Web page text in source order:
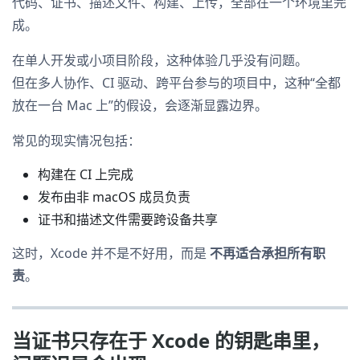
成。
在单人开发或小项目阶段，这种体验几乎没有问题。
但在多人协作、CI 驱动、跨平台参与的项目中，这种“全都
放在一台 Mac 上”的假设，会逐渐显露边界。
常见的现实情况包括：
构建在 CI 上完成
发布由非 macOS 成员负责
证书和描述文件需要跨设备共享
这时，Xcode 并不是不好用，而是 不再适合承担所有职
责。
当证书只存在于 Xcode 的钥匙串里，